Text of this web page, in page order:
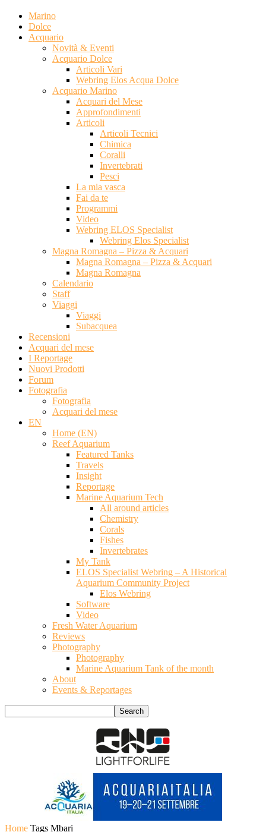
Marino
Dolce
Acquario
Novità & Eventi
Acquario Dolce
Articoli Vari
Webring Elos Acqua Dolce
Acquario Marino
Acquari del Mese
Approfondimenti
Articoli
Articoli Tecnici
Chimica
Coralli
Invertebrati
Pesci
La mia vasca
Fai da te
Programmi
Video
Webring ELOS Specialist
Webring Elos Specialist
Magna Romagna – Pizza & Acquari
Magna Romagna – Pizza & Acquari
Magna Romagna
Calendario
Staff
Viaggi
Viaggi
Subacquea
Recensioni
Acquari del mese
I Reportage
Nuovi Prodotti
Forum
Fotografia
Fotografia
Acquari del mese
EN
Home (EN)
Reef Aquarium
Featured Tanks
Travels
Insight
Reportage
Marine Aquarium Tech
All around articles
Chemistry
Corals
Fishes
Invertebrates
My Tank
ELOS Specialist Webring – A Historical
Aquarium Community Project
Elos Webring
Software
Video
Fresh Water Aquarium
Reviews
Photography
Photography
Marine Aquarium Tank of the month
About
Events & Reportages
Home Tags Mbari